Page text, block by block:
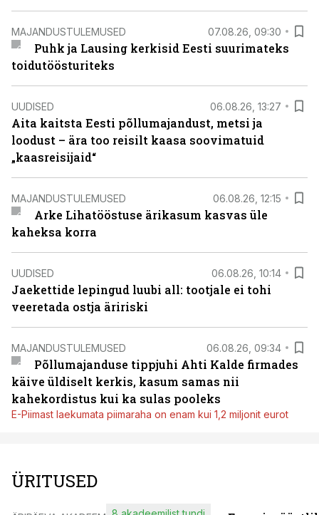
MAJANDUSTULEMUSED 07.08.26, 09:30
Puhk ja Lausing kerkisid Eesti suurimateks
toidutöösturiteks
UUDISED 06.08.26, 13:27
Aita kaitsta Eesti põllumajandust, metsi ja
loodust – ära too reisilt kaasa soovimatuid
„kaasreisijaid“
MAJANDUSTULEMUSED 06.08.26, 12:15
Arke Lihatööstuse ärikasum kasvas üle
kaheksa korra
UUDISED 06.08.26, 10:14
Jaekettide lepingud luubi all: tootjale ei tohi
veeretada ostja äririski
MAJANDUSTULEMUSED 06.08.26, 09:34
Põllumajanduse tippjuhi Ahti Kalde firmades
käive üldiselt kerkis, kasum samas nii
kahekordistus kui ka sulas pooleks
E-Piimast laekumata piimaraha on enam kui 1,2 miljonit eurot
ÜRITUSED